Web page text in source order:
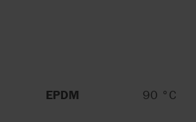
EPDM 90 °C